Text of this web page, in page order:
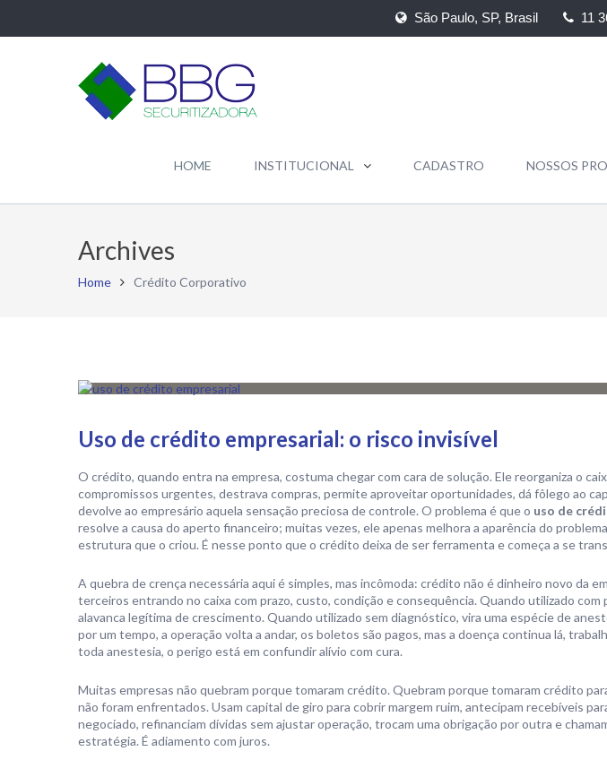
São Paulo, SP, Brasil 11
HOME INSTITUCIONAL CADASTRO NOSSOS
Archives
Home Crédito Corporativo
Uso de crédito empresarial: o risco invisível
O crédito, quando entra na empresa, costuma chegar com cara de solução. Ele reorganiza o
compromissos urgentes, destrava compras, permite aproveitar oportunidades, dá fôlego ao
devolve ao empresário aquela sensação preciosa de controle. O problema é que o uso de
resolve a causa do aperto financeiro; muitas vezes, ele apenas melhora a aparência do
estrutura que o criou. É nesse ponto que o crédito deixa de ser ferramenta e começa a se
A quebra de crença necessária aqui é simples, mas incômoda: crédito não é dinheiro novo da
terceiros entrando no caixa com prazo, custo, condição e consequência. Quando utilizado com
alavanca legítima de crescimento. Quando utilizado sem diagnóstico, vira uma espécie de
por um tempo, a operação volta a andar, os boletos são pagos, mas a doença continua lá,
toda anestesia, o perigo está em confundir alívio com cura.
Muitas empresas não quebram porque tomaram crédito. Quebram porque tomaram crédito
não foram enfrentados. Usam capital de giro para cobrir margem ruim, antecipam recebíveis
negociado, refinanciam dívidas sem ajustar operação, trocam uma obrigação por outra e
estratégia. É adiamento com juros.